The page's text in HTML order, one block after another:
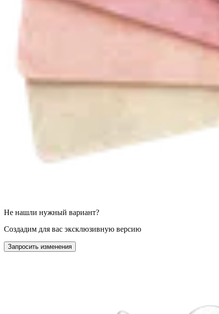
Не нашли нужный вариант?
Создадим для вас эксклюзивную версию
Запросить изменения